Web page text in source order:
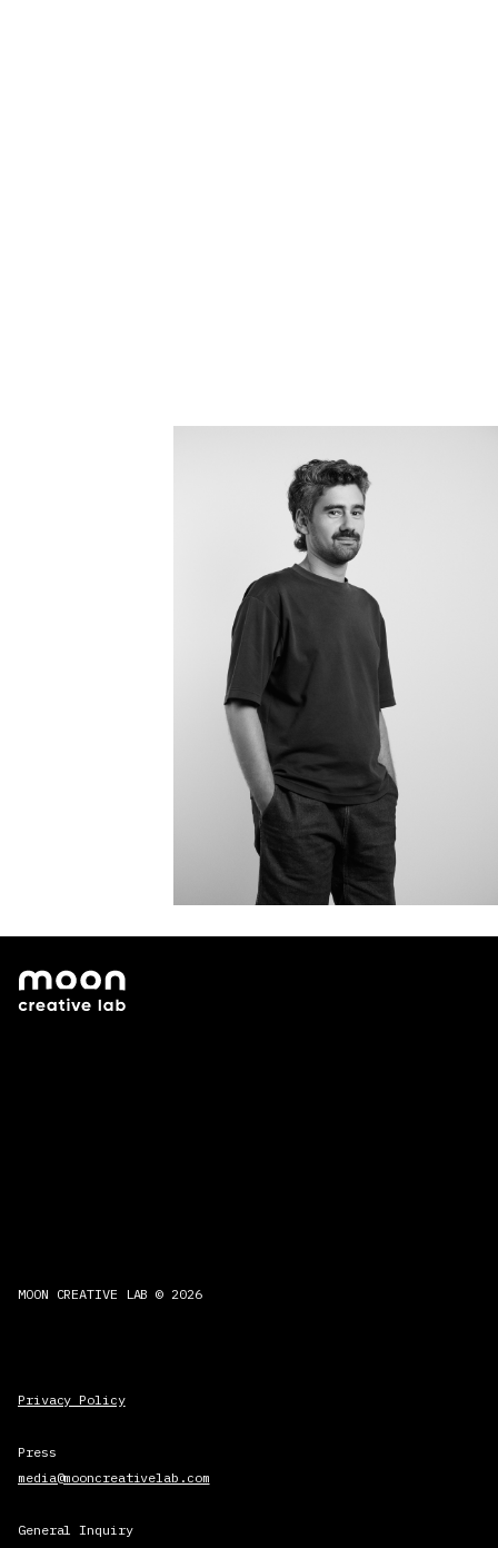
MOON CREATIVE LAB © 2026
Privacy Policy
Press
media@mooncreativelab.com
General Inquiry